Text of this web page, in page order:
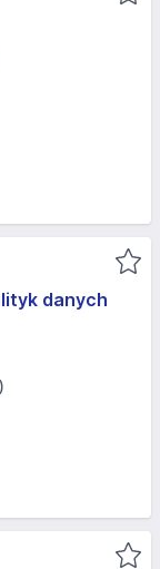
danych